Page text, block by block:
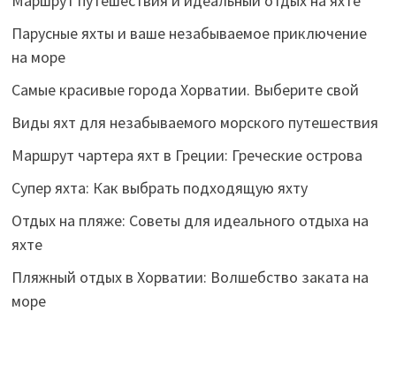
Парусные яхты и ваше незабываемое приключение
на море
Самые красивые города Хорватии. Выберите свой
Виды яхт для незабываемого морского путешествия
Маршрут чартера яхт в Греции: Греческие острова
Супер яхта: Как выбрать подходящую яхту
Отдых на пляже: Советы для идеального отдыха на
яхте
Пляжный отдых в Хорватии: Волшебство заката на
море